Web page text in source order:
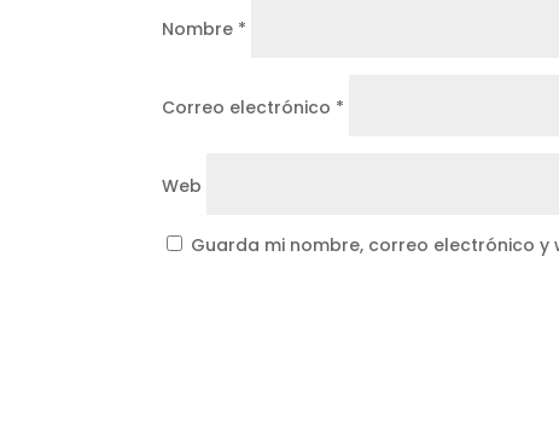
Nombre *
Correo electrónico *
Web
Guarda mi nombre, correo electrónico